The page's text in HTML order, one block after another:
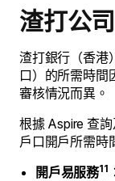
渣打公
渣打銀行（香港
口）的所需時間
審核情況而異。
根據 Aspire 查
戶口開戶所需時
開戶易服務11